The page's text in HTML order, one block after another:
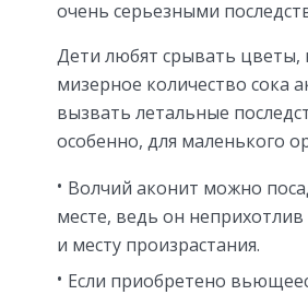
очень серьезными
Дети любят срывать цветы,
мизерное количество сока
вызвать летальные
особенно, для маленького
Волчий аконит можно
месте, ведь он
и месту произрастания.
Если приобретено